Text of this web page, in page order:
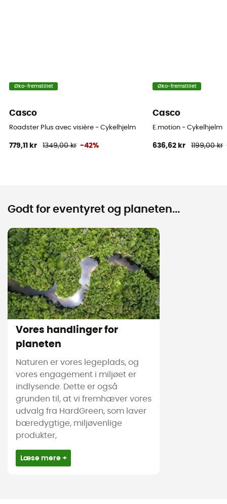
Øko-fremstillet
Casco
Roadster Plus avec visière - Cykelhjelm
779,11 kr 1349,00 kr -42%
Øko-fremstillet
Casco
E.motion - Cykelhjelm
636,62 kr 1199,00 kr
Godt for eventyret og planeten...
Vores handlinger for
planeten
Naturen er vores legeplads, og
vores engagement i miljøet er
indlysende. Dette er også
grunden til, at vi fremhæver vores
udvalg fra HardGreen, som laver
bæredygtige, miljøvenlige
produkter,
Læse mere +